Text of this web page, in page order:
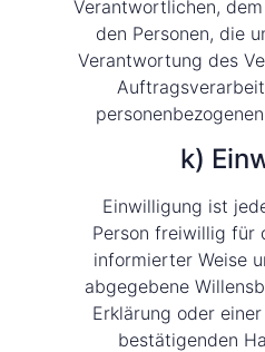
Verantwortlichen,
den Personen, die
Verantwortung des
k)
Einwilligung ist
Person freiwillig für
informierter Weise
abgegebene
Erklärung oder
bestätigenden